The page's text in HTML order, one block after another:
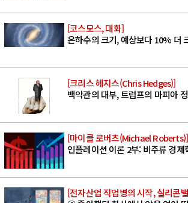
[코스모스, 대화]
은하수의 크기, 예상보다 10% 더
[크리스 헤지스(Chris Hedges)]
백악관의 대부, 트럼프의 마피아
[마이클 로버츠(Michael Roberts)]
인플레이션 이론 2부: 비주류 경제
[전자산업 직업병의 시작, 실리콘